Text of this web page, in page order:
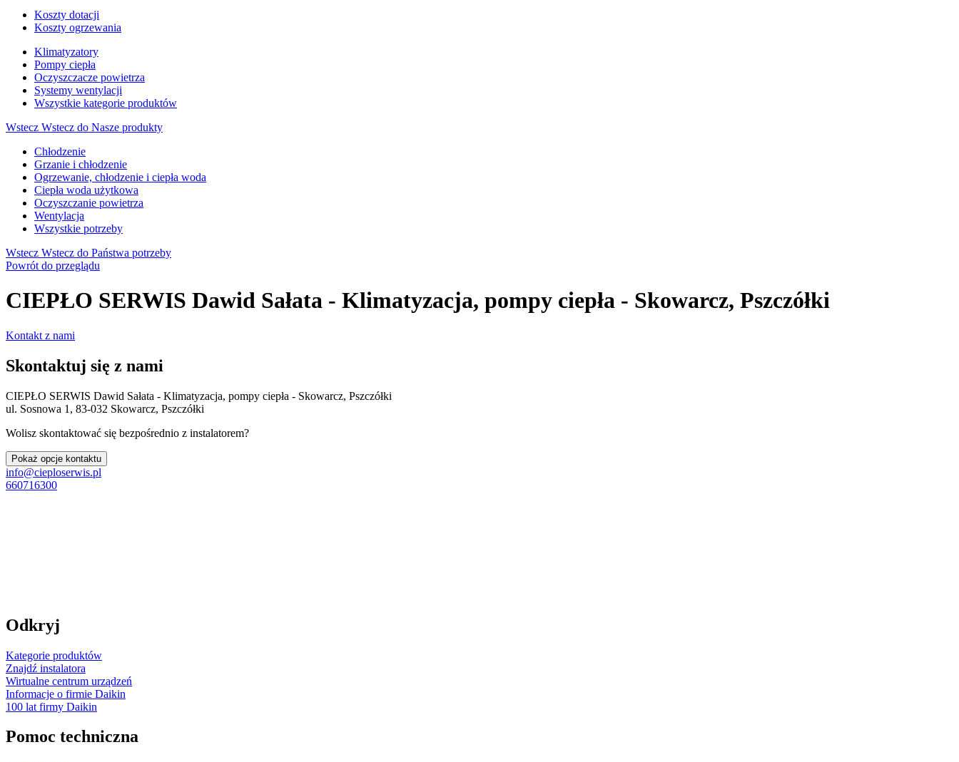
Koszty dotacji
Koszty ogrzewania
Klimatyzatory
Pompy ciepła
Oczyszczacze powietrza
Systemy wentylacji
Wszystkie kategorie produktów
Wstecz Wstecz do Nasze produkty
Chłodzenie
Grzanie i chłodzenie
Ogrzewanie, chłodzenie i ciepła woda
Ciepła woda użytkowa
Oczyszczanie powietrza
Wentylacja
Wszystkie potrzeby
Wstecz Wstecz do Państwa potrzeby
Powrót do przeglądu
CIEPŁO SERWIS Dawid Sałata - Klimatyzacja, pompy ciepła - Skowarcz, Pszczółki
Kontakt z nami
Skontaktuj się z nami
CIEPŁO SERWIS Dawid Sałata - Klimatyzacja, pompy ciepła - Skowarcz, Pszczółki
ul. Sosnowa 1, 83-032 Skowarcz, Pszczółki
Wolisz skontaktować się bezpośrednio z instalatorem?
Pokaż opcje kontaktu
info@cieploserwis.pl
660716300
Odkryj
Kategorie produktów
Znajdź instalatora
Wirtualne centrum urządzeń
Informacje o firmie Daikin
100 lat firmy Daikin
Pomoc techniczna